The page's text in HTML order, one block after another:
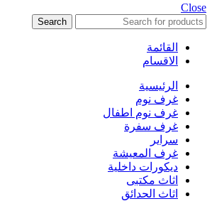
Close
Search
القائمة
الاقسام
الرئيسية
غرف نوم
غرف نوم اطفال
غرف سفرة
سراير
غرف المعيشة
ديكورات داخلية
اثاث مكتبى
اثاث الحدائق